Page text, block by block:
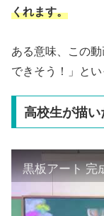
くれます。
ある意味、この
できそう！」とい
高校生が描
黒板アート 完